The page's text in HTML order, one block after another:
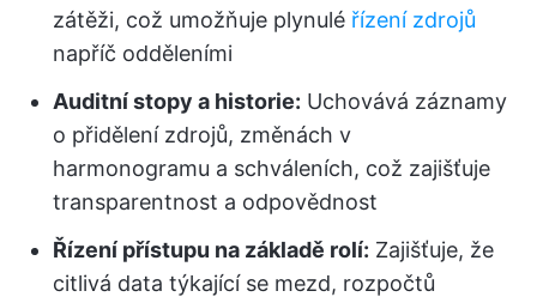
zátěži, což umožňuje plynulé řízení zdrojů
napříč odděleními
Auditní stopy a historie: Uchovává záznamy
o přidělení zdrojů, změnách v
harmonogramu a schváleních, což zajišťuje
transparentnost a odpovědnost
Řízení přístupu na základě rolí: Zajišťuje, že
citlivá data týkající se mezd, rozpočtů